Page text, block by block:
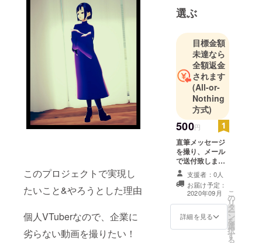
このプロジェクトで実現し
たいこと&やろうとした理由
個人VTuberなので、企業に
劣らない動画を撮りたい！
選ぶ
目標金額
未達なら
全額返金
されます
(All-or-
Nothing
方式)
500円
直筆メッセージ
を撮り、メール
で送付致しま
す。 (お届け予定
は最速でお届け
できた際の日付
となります。)
支援者：0人
お届け予定：
2020年09月
詳細を見る
こ
の
リ
タ
ー
ン
を
選
択
す
る